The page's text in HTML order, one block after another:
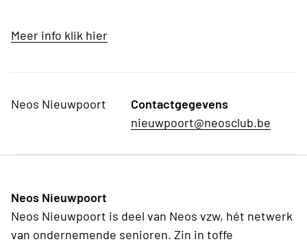
Meer info klik hier
Neos Nieuwpoort
Contactgegevens
nieuwpoort@neosclub.be
Neos Nieuwpoort
Neos Nieuwpoort is deel van Neos vzw, hét netwerk
van ondernemende senioren. Zin in toffe